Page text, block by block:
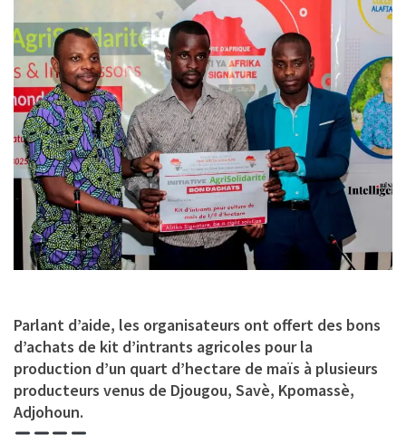
Parlant d’aide, les organisateurs ont offert des bons
d’achats de kit d’intrants agricoles pour la
production d’un quart d’hectare de maïs à plusieurs
producteurs venus de Djougou, Savè, Kpomassè,
Adjohoun.